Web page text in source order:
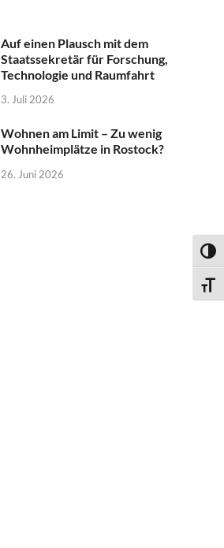
Auf einen Plausch mit dem
Staatssekretär für Forschung,
Technologie und Raumfahrt
3. Juli 2026
Wohnen am Limit – Zu wenig
Wohnheimplätze in Rostock?
26. Juni 2026